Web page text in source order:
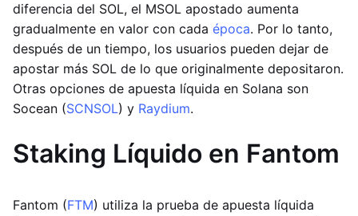
diferencia del SOL, el MSOL apostado aumenta
gradualmente en valor con cada época. Por lo tanto,
después de un tiempo, los usuarios pueden dejar de
apostar más SOL de lo que originalmente depositaron.
Otras opciones de apuesta líquida en Solana son
Socean (SCNSOL) y Raydium.
Staking Líquido en Fantom
Fantom (FTM) utiliza la prueba de apuesta líquida